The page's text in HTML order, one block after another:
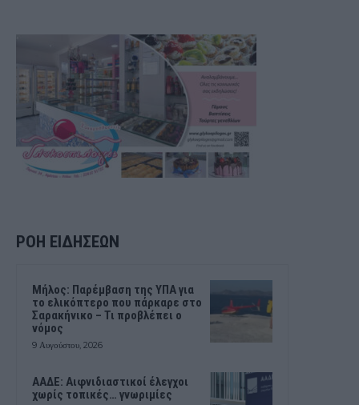
ΡΟΗ ΕΙΔΗΣΕΩΝ
Μήλος: Παρέμβαση της ΥΠΑ για
το ελικόπτερο που πάρκαρε στο
Σαρακήνικο – Τι προβλέπει ο
νόμος
9 Αυγούστου, 2026
ΑΑΔΕ: Αιφνιδιαστικοί έλεγχοι
χωρίς τοπικές… γνωριμίες